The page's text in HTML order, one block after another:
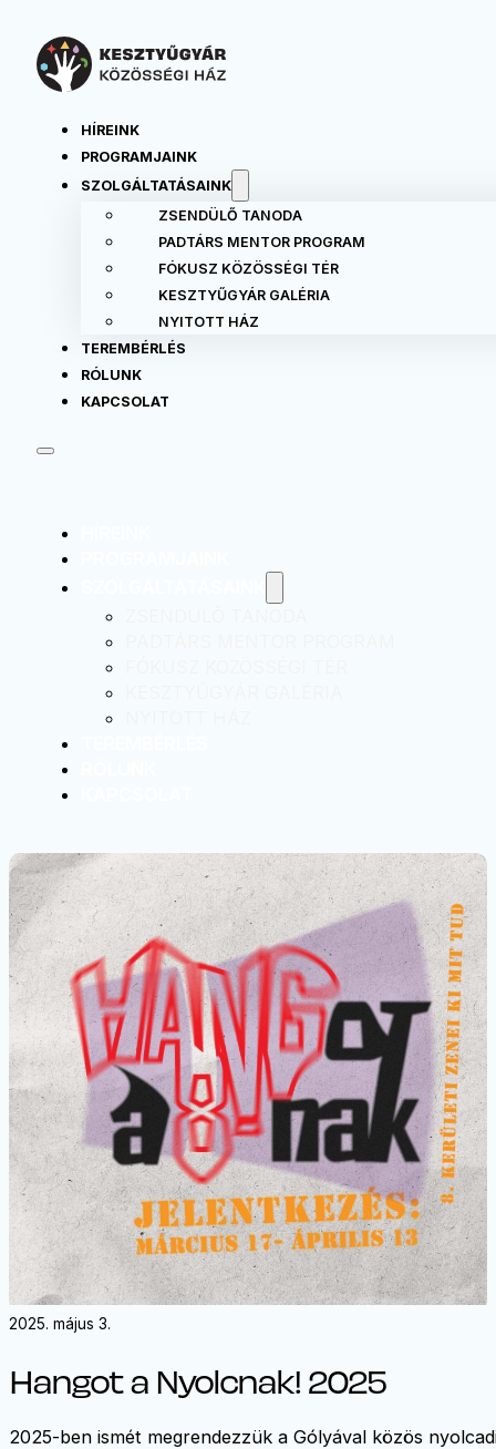
HÍREINK
PROGRAMJAINK
SZOLGÁLTATÁSAINK
ZSENDÜLŐ TANODA
PADTÁRS MENTOR PROGRAM
FÓKUSZ KÖZÖSSÉGI TÉR
KESZTYŰGYÁR GALÉRIA
NYITOTT HÁZ
TEREMBÉRLÉS
RÓLUNK
KAPCSOLAT
2025. május 3.
Hangot a Nyolcnak! 2025
2025-ben ismét megrendezzük a Gólyával közös